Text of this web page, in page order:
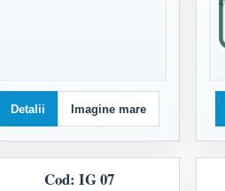
Detalii Imagine mare
Cod: IG 07